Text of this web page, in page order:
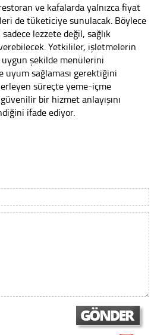
ve kafalarda yalnızca fiyat
de tüketiciye sunulacak. Böylece
lezzete değil, sağlık
Yetkililer, işletmelerin
şekilde menülerini
uyum sağlaması gerektiğini
süreçte yeme-içme
bir hizmet anlayışını
ifade ediyor.